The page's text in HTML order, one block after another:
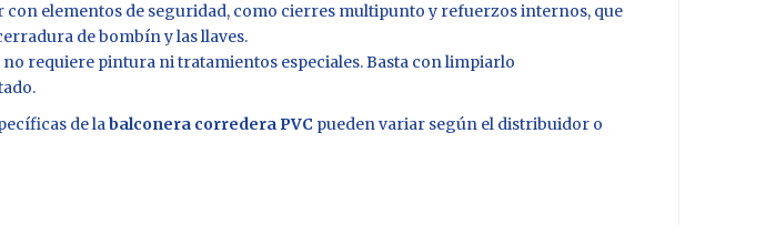
con elementos de seguridad, como cierres multipunto y refuerzos internos, que
de bombín y las llaves.
requiere pintura ni tratamientos especiales. Basta con limpiarlo
de labalconera corredera PVC pueden variar según el distribuidor o